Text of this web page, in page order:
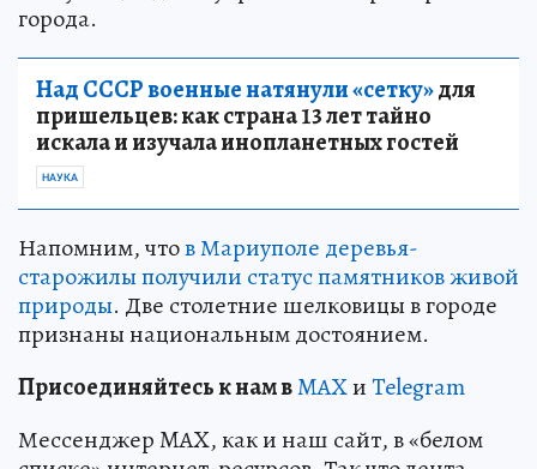
города.
Над СССР военные натянули «сетку»для
пришельцев: как страна 13 лет тайно
искала и изучала инопланетных гостей
НАУКА
Напомним, чтов Мариуполе деревья-
старожилы получили статус памятников живой
природы. Две столетние шелковицы в городе
признаны национальным достоянием.
Присоединяйтесь к нам вMAXиTelegram
Мессенджер MAX, как и наш сайт, в «белом